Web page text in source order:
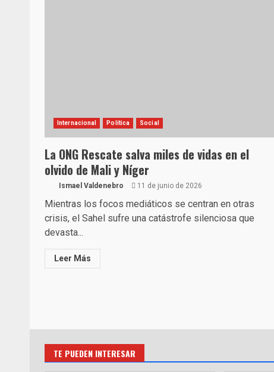
Internacional Política Social
La ONG Rescate salva miles de vidas en el
olvido de Mali y Níger
Ismael Valdenebro 11 de junio de 2026
Mientras los focos mediáticos se centran en otras
crisis, el Sahel sufre una catástrofe silenciosa que
devasta...
Leer Más
TE PUEDEN INTERESAR